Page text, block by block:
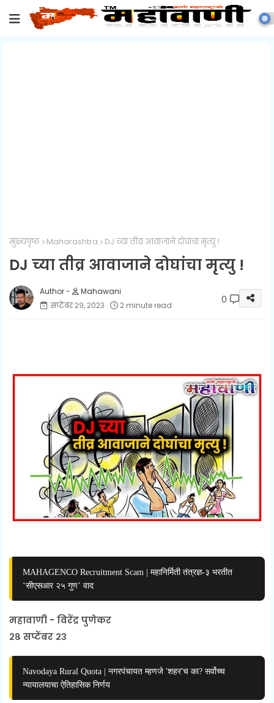
मुख्यपृष्ठ Maharashtra DJ च्या तीव्र आवाजाने दोघांचा मृत्यु !
DJ च्या तीव्र आवाजाने दोघांचा मृत्यु !
Mahawani
सप्टेंबर २९, २०२३
2 minute read 0
MAHAGENCO Recruitment Scam | महानिर्मिती तंत्रज्ञ-३ भरतीत
‘सीएसआर २५ गुण’ वाद
महावाणी - विरेंद्र पुणेकर
२८ सप्टेंबर २३
Navodaya Rural Quota | नगरपंचायत म्हणजे 'शहर'च का? सर्वोच्च
न्यायालयाचा ऐतिहासिक निर्णय